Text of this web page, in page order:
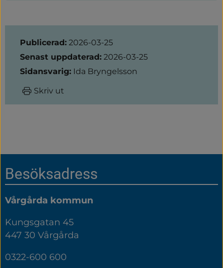
Sidinformation
Publicerad: 2026-03-25
Senast uppdaterad: 2026-03-25
Sidansvarig: Ida Bryngelsson
Skriv ut
Sidfot
Besöksadress
Vårgårda kommun
Kungsgatan 45
447 30 Vårgårda
0322-600 600